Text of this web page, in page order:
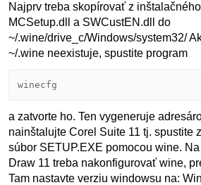
Najprv treba skopírovať z
MCSetup.dll a SWCustEN.dll do
~/.wine/drive_c/Windows/system32/
~/.wine neexistuje, spustite program
winecfg
a zatvorte ho. Ten vygeneruje
nainštalujte Corel Suite 11 tj. spustite
súbor SETUP.EXE pomocou wine.
Draw 11 treba nakonfigurovať wine,
Tam nastavte verziu windowsu na: